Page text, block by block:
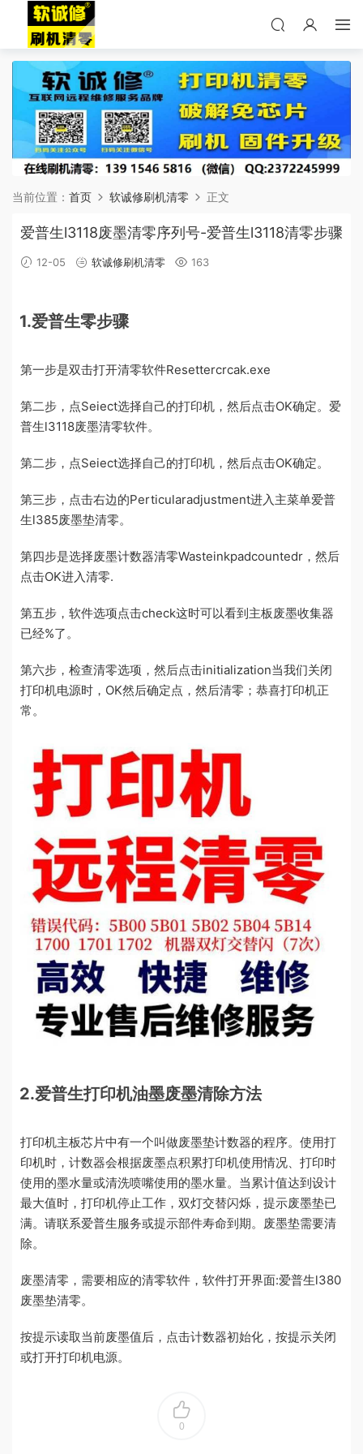
当前位置： 首页 软诚修刷机清零 正文
爱普生l3118废墨清零序列号-爱普生l3118清零步骤
12-05 软诚修刷机清零 163
1.爱普生零步骤
第一步是双击打开清零软件Resettercrcak.exe
第二步，点Seiect选择自己的打印机，然后点击OK确定。爱
普生l3118废墨清零软件。
第二步，点Seiect选择自己的打印机，然后点击OK确定。
第三步，点击右边的Perticularadjustment进入主菜单爱普
生l385废墨垫清零。
第四步是选择废墨计数器清零Wasteinkpadcountedr，然后
点击OK进入清零.
第五步，软件选项点击check这时可以看到主板废墨收集器
已经%了。
第六步，检查清零选项，然后点击initialization当我们关闭
打印机电源时，OK然后确定点，然后清零；恭喜打印机正
常。
2.爱普生打印机油墨废墨清除方法
打印机主板芯片中有一个叫做废墨垫计数器的程序。使用打
印机时，计数器会根据废墨点积累打印机使用情况、打印时
使用的墨水量或清洗喷嘴使用的墨水量。当累计值达到设计
最大值时，打印机停止工作，双灯交替闪烁，提示废墨垫已
满。请联系爱普生服务或提示部件寿命到期。废墨垫需要清
除。
废墨清零，需要相应的清零软件，软件打开界面:爱普生l380
废墨垫清零。
按提示读取当前废墨值后，点击计数器初始化，按提示关闭
或打开打印机电源。
0